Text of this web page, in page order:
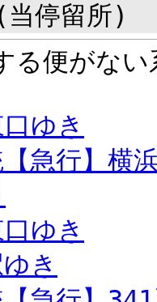
停留所)
る便がない
ゆき
【急行】横
ゆき
き